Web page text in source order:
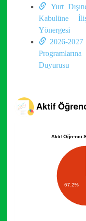
Yurt
Kabulüne
Yönergesi
2026-
Duyurusu
Aktif
Aktif Öğrenci
67.2%